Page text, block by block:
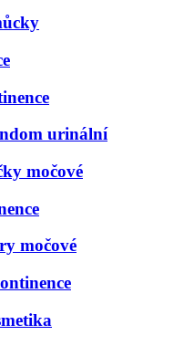
urinální
močové
močové